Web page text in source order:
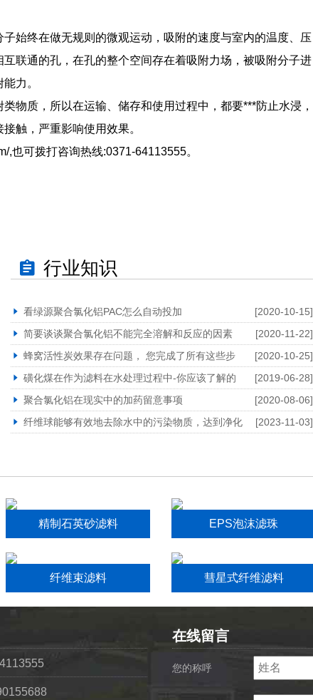
始终在做无规则的微观运动，吸附的速度与室内的温度、压
联通的孔，在孔的整个空间存在着吸附力场，被吸附分子进
力。
物质，所以在运输、储存和使用过程中，都要***防止水浸，
触，严重影响使用效果。
,也可拨打咨询热线:0371-64113555。
行业知识
看绿源聚合氯化铝PAC怎么自动投加
[2020-10-15]
简要谈谈聚合氯化铝不能完全溶解和反应的因素
[2020-11-22]
蜂窝活性炭效果存在问题， 您完成了所有这些步
[2020-10-25]
磺化煤在作为滤料在水处理过程中-你应该了解的
[2019-06-28]
聚合氯化铝在现实中的加药留意事项
[2020-08-06]
纤维球能够有效地去除水中的污染物质，达到净化
[2023-11-03]
精制石英砂滤料 EPS泡沫滤珠
纤维束滤料 彗星式纤维滤料
在线留言
您的称呼